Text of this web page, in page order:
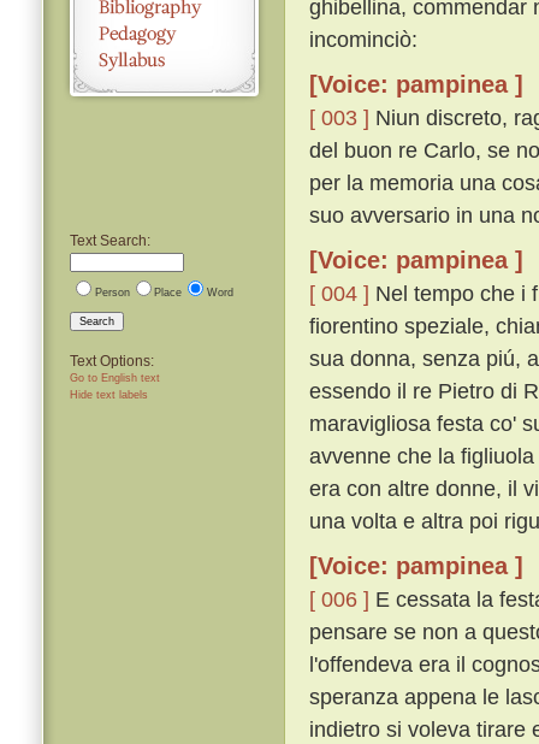
Text Search:
Person Place Word
Search
Text Options:
Go to English text
Hide text labels
ghibellina, commendar
incominciò:
[Voice: pampinea ]
[ 003 ] Niun discreto,
del buon re Carlo, se
per la memoria una
suo avversario in una
[Voice: pampinea ]
[ 004 ] Nel tempo che i
fiorentino speziale,
sua donna, senza piú,
essendo il re Pietro di
maravigliosa festa co'
avvenne che la
era con altre donne, il
una volta e altra poi
[Voice: pampinea ]
[ 006 ] E cessata la
pensare se non a
l'offendeva era il
speranza appena le
indietro si voleva tirare